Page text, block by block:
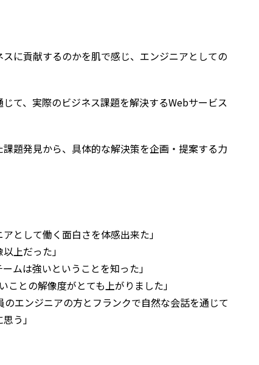
スに貢献するのかを肌で感じ、エンジニアとしての
じて、実際のビジネス課題を解決するWebサービス
課題発見から、具体的な解決策を企画・提案する力
として働く面白さを体感出来た」
上だった」
ムは強いということを知った」
ことの解像度がとても上がりました」
のエンジニアの方とフランクで自然な会話を通じて
う」